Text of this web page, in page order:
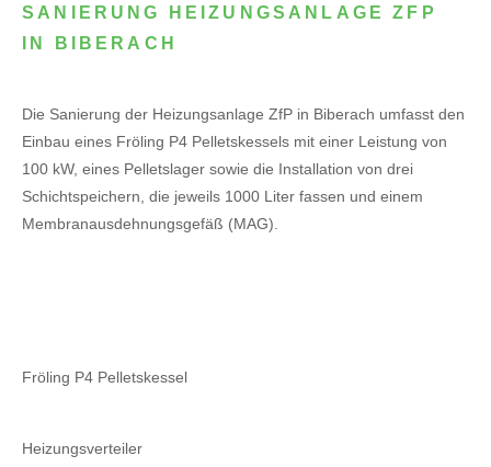
SANIERUNG HEIZUNGSANLAGE ZFP
IN BIBERACH
Die Sanierung der Heizungsanlage ZfP in Biberach umfasst den
Einbau eines Fröling P4 Pelletskessels mit einer Leistung von
100 kW, eines Pelletslager sowie die Installation von drei
Schichtspeichern, die jeweils 1000 Liter fassen und einem
Membranausdehnungsgefäß (MAG).
Fröling P4 Pelletskessel
Heizungsverteiler